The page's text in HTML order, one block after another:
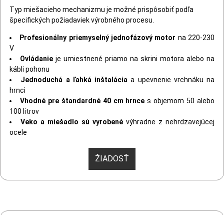
Typ miešacieho mechanizmu je možné prispôsobiť podľa
špecifických požiadaviek výrobného procesu.
Profesionálny priemyselný jednofázový motor na 220-230
V
Ovládanie je umiestnené priamo na skrini motora alebo na
kábli pohonu
Jednoduchá a ľahká inštalácia a upevnenie vrchnáku na
hrnci
Vhodné pre štandardné 40 cm hrnce s objemom 50 alebo
100 litrov
Veko a miešadlo sú vyrobené výhradne z nehrdzavejúcej
ocele
ŽIADOSŤ